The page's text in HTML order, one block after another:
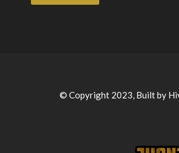
© Copyright 2023, Built by